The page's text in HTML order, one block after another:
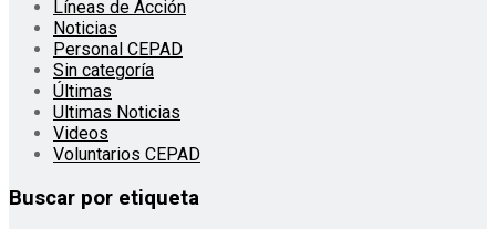
Líneas de Acción
Noticias
Personal CEPAD
Sin categoría
Últimas
Ultimas Noticias
Videos
Voluntarios CEPAD
Buscar por etiqueta